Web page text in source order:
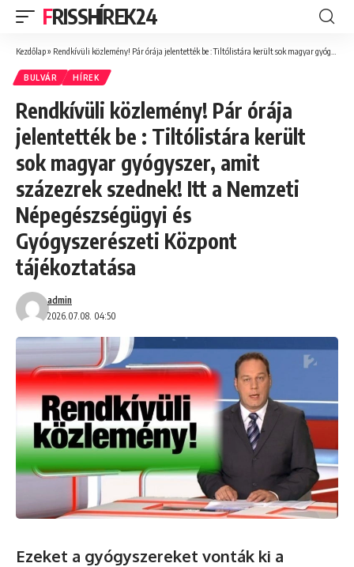
FRISSHÍREK24
Kezdőlap» Rendkívüli közlemény! Pár órája jelentették be : Tiltólistára került sok magyar gyógyszer, amit százezrek szednek! Itt a Nemzeti Népegészségügyi és Gyógyszerészeti Központ tájékoztatása
BULVÁR HÍREK
Rendkívüli közlemény! Pár órája
jelentették be : Tiltólistára került
sok magyar gyógyszer, amit
százezrek szednek! Itt a Nemzeti
Népegészségügyi és
Gyógyszerészeti Központ
tájékoztatása
2026.07.08. 04:50
admin
Ezeket a gyógyszereket vonták ki a